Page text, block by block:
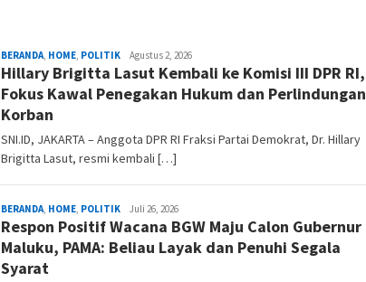
BERANDA, HOME, POLITIK Suara
Nusa
Agustus 2, 2026
Hillary Brigitta Lasut Kembali ke Komisi III DPR RI,
Fokus Kawal Penegakan Hukum dan Perlindungan
Korban
SNI.ID, JAKARTA – Anggota DPR RI Fraksi Partai Demokrat, Dr. Hillary
Brigitta Lasut, resmi kembali […]
BERANDA, HOME, POLITIK Suara
Nusa
Juli 26, 2026
Respon Positif Wacana BGW Maju Calon Gubernur
Maluku, PAMA: Beliau Layak dan Penuhi Segala
Syarat